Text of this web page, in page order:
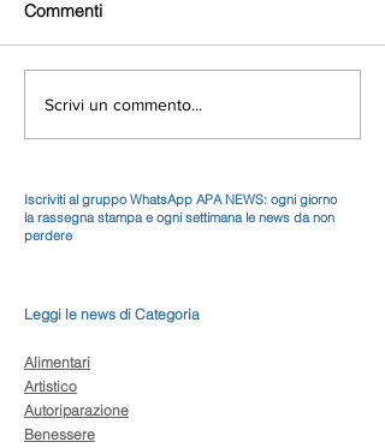
Commenti
Scrivi un commento...
Iscriviti al gruppo WhatsApp APA NEWS: ogni giorno
la rassegna stampa e ogni settimana le news da non
perdere
Leggi le news di Categoria
Alimentari
Artistico
Autoriparazione
Benessere